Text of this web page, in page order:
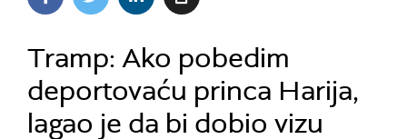
Tramp: Ako pobedim
deportovaću princa Harija,
lagao je da bi dobio vizu